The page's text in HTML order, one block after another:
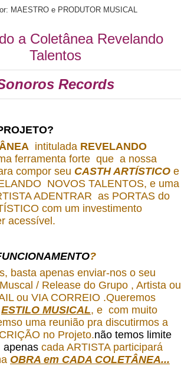
MAESTRO e PRODUTOR MUSICAL
a Coletânea Revelando
Talentos
Records
intitulada REVELANDO
ferramenta forte que a nossa
compor seu CASTH ARTÍSTICO e
NOVOS TALENTOS, e uma
ADENTRAR as PORTAS do
com um investimento
acessível.
?
basta apenas enviar-nos o seu
/ Release do Grupo , Artista ou
ou VIA CORREIO .Queremos
ESTILO MUSICAL, e com muito
uma reunião pra discutirmos a
no Projeto.não temos limite
cada ARTISTA participará
OBRA em CADA COLETÂNEA...